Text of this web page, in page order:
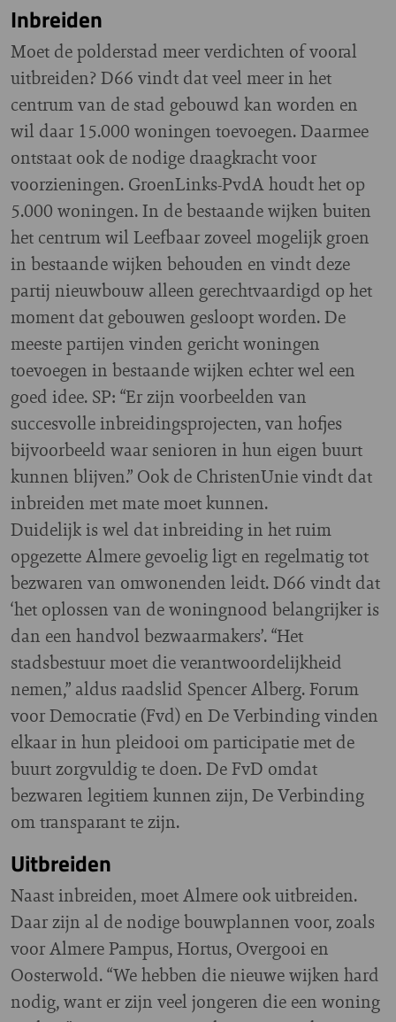
Inbreiden
Moet de polderstad meer verdichten of vooral
uitbreiden? D66 vindt dat veel meer in het
centrum van de stad gebouwd kan worden en
wil daar 15.000 woningen toevoegen. Daarmee
ontstaat ook de nodige draagkracht voor
voorzieningen. GroenLinks-PvdA houdt het op
5.000 woningen. In de bestaande wijken buiten
het centrum wil Leefbaar zoveel mogelijk groen
in bestaande wijken behouden en vindt deze
partij nieuwbouw alleen gerechtvaardigd op het
moment dat gebouwen gesloopt worden. De
meeste partijen vinden gericht woningen
toevoegen in bestaande wijken echter wel een
goed idee. SP: “Er zijn voorbeelden van
succesvolle inbreidingsprojecten, van hofjes
bijvoorbeeld waar senioren in hun eigen buurt
kunnen blijven.” Ook de ChristenUnie vindt dat
inbreiden met mate moet kunnen.
Duidelijk is wel dat inbreiding in het ruim
opgezette Almere gevoelig ligt en regelmatig tot
bezwaren van omwonenden leidt. D66 vindt dat
‘het oplossen van de woningnood belangrijker is
dan een handvol bezwaarmakers’. “Het
stadsbestuur moet die verantwoordelijkheid
nemen,” aldus raadslid Spencer Alberg. Forum
voor Democratie (Fvd) en De Verbinding vinden
elkaar in hun pleidooi om participatie met de
buurt zorgvuldig te doen. De FvD omdat
bezwaren legitiem kunnen zijn, De Verbinding
om transparant te zijn.
Uitbreiden
Naast inbreiden, moet Almere ook uitbreiden.
Daar zijn al de nodige bouwplannen voor, zoals
voor Almere Pampus, Hortus, Overgooi en
Oosterwold. “We hebben die nieuwe wijken hard
nodig, want er zijn veel jongeren die een woning